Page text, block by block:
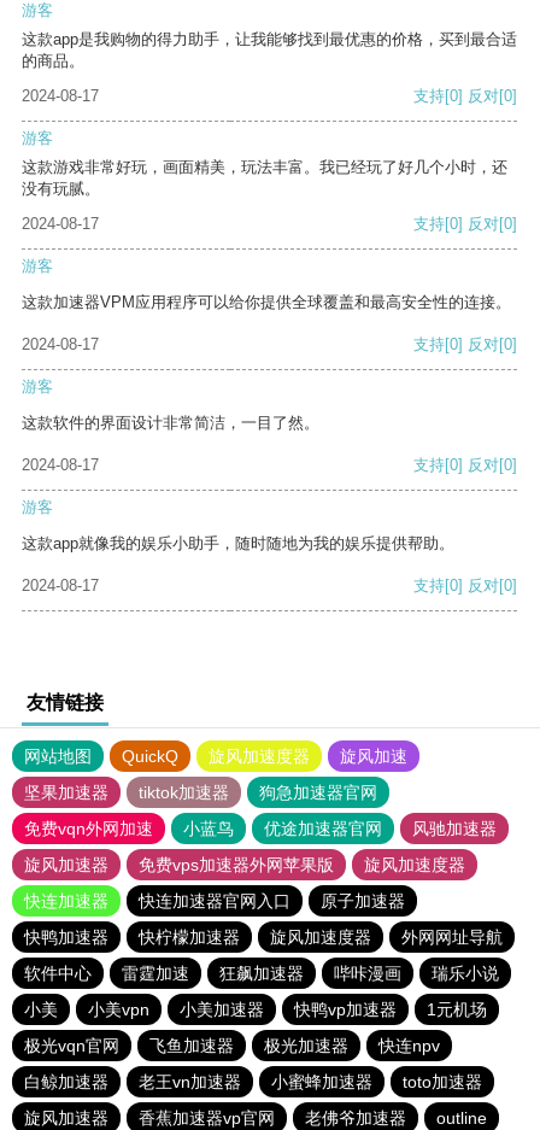
游客
这款app是我购物的得力助手，让我能够找到最优惠的价格，买到最合适
的商品。
2024-08-17
支持[0] 反对[0]
游客
这款游戏非常好玩，画面精美，玩法丰富。我已经玩了好几个小时，还
没有玩腻。
2024-08-17
支持[0] 反对[0]
游客
这款加速器VPM应用程序可以给你提供全球覆盖和最高安全性的连接。
2024-08-17 支持[0] 反对[0]
游客
这款软件的界面设计非常简洁，一目了然。
2024-08-17 支持[0] 反对[0]
游客
这款app就像我的娱乐小助手，随时随地为我的娱乐提供帮助。
2024-08-17 支持[0] 反对[0]
友情链接
网站地图 QuickQ 旋风加速度器
旋风加速
坚果加速器
tiktok加速器
狗急加速器官网
免费vqn外网加速
小蓝鸟 优途加速器官网
风驰加速器
旋风加速器
免费vps加速器外网苹果版
旋风加速度器
快连加速器
快连加速器官网入口
原子加速器
快鸭加速器
快柠檬加速器 旋风加速度器
外网网址导航
软件中心
雷霆加速 狂飙加速器 哔咔漫画
瑞乐小说
小美
小美vpn 小美加速器 快鸭vp加速器
1元机场
极光vqn官网
飞鱼加速器 极光加速器
快连npv
白鲸加速器
老王vn加速器 小蜜蜂加速器
toto加速器
旋风加速器
香蕉加速器vp官网 老佛爷加速器 outline